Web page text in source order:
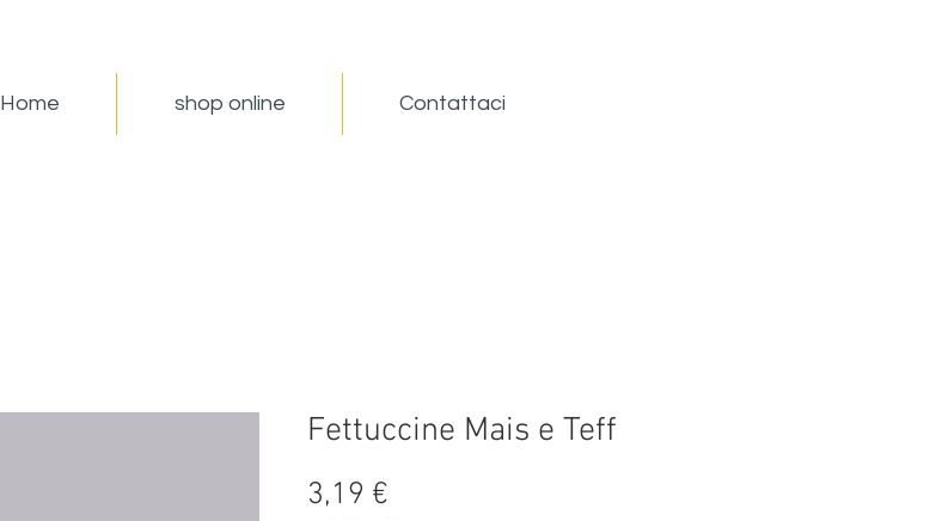
Home shop online Contattaci
Fettuccine Mais e Teff
3,19 €